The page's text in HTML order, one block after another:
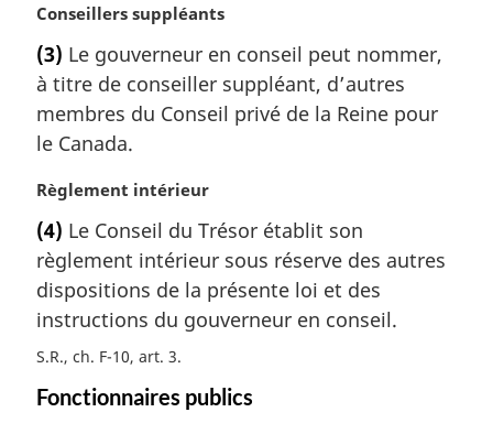
n
a
l
e
:
N
t
e
m
a
r
g
n
a
e
:
Conseillers suppléants
(3) Le gouverneur en conseil peut nommer,
à titre de conseiller suppléant, d’autres
membres du Conseil privé de la Reine pour
le Canada.
N
t
e
m
a
g
i
n
Règlement intérieur
(4) Le Conseil du Trésor établit son
règlement intérieur sous réserve des autres
dispositions de la présente loi et des
instructions du gouverneur en conseil.
S.R., ch. F-10, art. 3
Fonctionnaires publics